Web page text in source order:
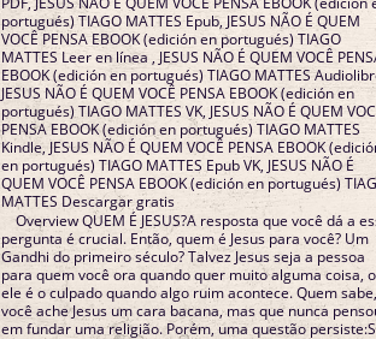
portugués) TIAGO MATTES Epub, JESUS NÃO É QUEM
VOCÊ PENSA EBOOK (edición en portugués) TIAGO
MATTES Leer en línea , JESUS NÃO É QUEM VOCÊ
EBOOK (edición en portugués) TIAGO MATTES
JESUS NÃO É QUEM VOCÊ PENSA EBOOK (edición en
portugués) TIAGO MATTES VK, JESUS NÃO É QUEM
PENSA EBOOK (edición en portugués) TIAGO MATTES
Kindle, JESUS NÃO É QUEM VOCÊ PENSA EBOOK
en portugués) TIAGO MATTES Epub VK, JESUS NÃO É
QUEM VOCÊ PENSA EBOOK (edición en portugués)
MATTES Descargar gratis
Overview QUEM É JESUS?A resposta que você dá a
pergunta é crucial. Então, quem é Jesus para você? Um
Gandhi do primeiro século? Talvez Jesus seja a pessoa
para quem você ora quando quer muito alguma coisa,
ele é o culpado quando algo ruim acontece. Quem
você ache Jesus um cara bacana, mas que nunca
em fundar uma religião. Porém, uma questão